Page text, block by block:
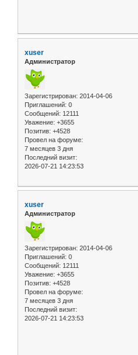
xuser
Администратор
Зарегистрирован: 2014-04-06
Приглашений: 0
Сообщений: 12111
Уважение: +3655
Позитив: +4528
Провел на форуме:
7 месяцев 3 дня
Последний визит:
2026-07-21 14:23:53
xuser
Администратор
Зарегистрирован: 2014-04-06
Приглашений: 0
Сообщений: 12111
Уважение: +3655
Позитив: +4528
Провел на форуме:
7 месяцев 3 дня
Последний визит:
2026-07-21 14:23:53